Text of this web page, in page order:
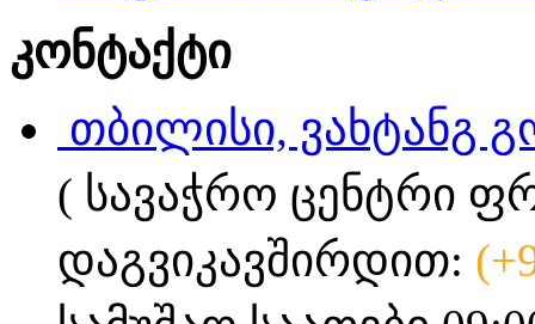
კონტაქტი
თბილისი, ვახტანგ
( სავაჭრო ცენტრი
დაგვიკავშირდით: